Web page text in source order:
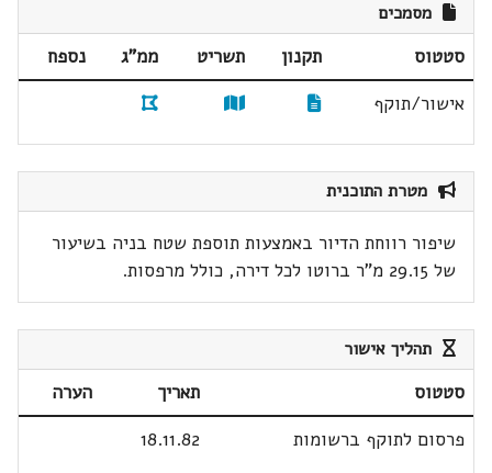
מסמכים
סטטוס תקנון תשריט ממ"ג
נספח
אישור/תוקף
מטרת התוכנית
שיפור רווחת הדיור באמצעות תוספת שטח בניה בשיעור
של 29.15 מ"ר ברוטו לכל דירה, כולל מרפסות.
תהליך אישור
סטטוס תאריך
הערה
פרסום לתוקף ברשומות
18.11.82